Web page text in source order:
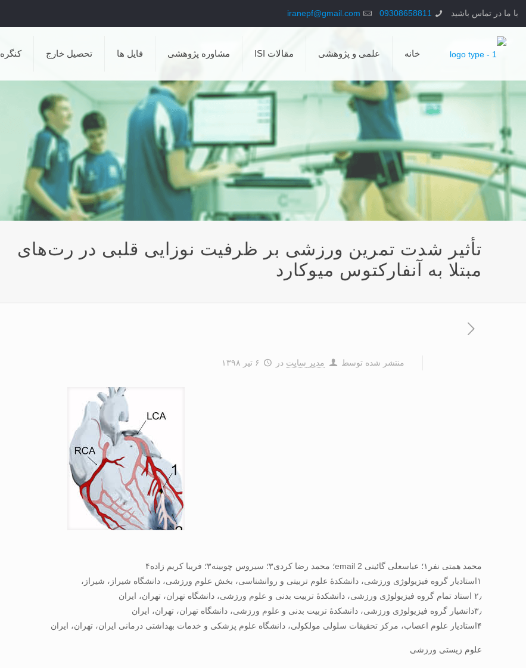
با ما در تماس باشید 09308658811
iranepf@gmail.com
خانه علمی و پژوهشی مقالات ISI مشاوره پژوهشی فایل ها تحصیل خارج کنگره
تأثیر شدت‌ تمرین ورزشی بر ظرفیت نوزایی قلبی در رت‌های
مبتلا به آنفارکتوس میوکارد
منتشر شده توسط مدیر سایت در ۶ تیر ۱۳۹۸
محمد همتی نفر۱؛ عباسعلی گائینی email 2؛ محمد رضا کردی۳؛ سیروس چوبینه۳؛ فریبا کریم زاده۴
۱استادیار گروه فیزیولوژی ورزشی، دانشکدۀ علوم تربیتی و روانشناسی، بخش علوم ورزشی، دانشگاه شیراز، شیراز،
۲٫ استاد تمام گروه فیزیولوژی ورزشی، دانشکدۀ تربیت بدنی و علوم ورزشی، دانشگاه تهران، تهران، ایران
۳٫دانشیار گروه فیزیولوژی ورزشی، دانشکدۀ تربیت بدنی و علوم ورزشی، دانشگاه تهران، تهران، ایران
۴استادیار علوم اعصاب، مرکز تحقیقات سلولی مولکولی، دانشگاه علوم پزشکی و خدمات بهداشتی درمانی ایران، تهران، ایران
علوم زیستی ورزشی